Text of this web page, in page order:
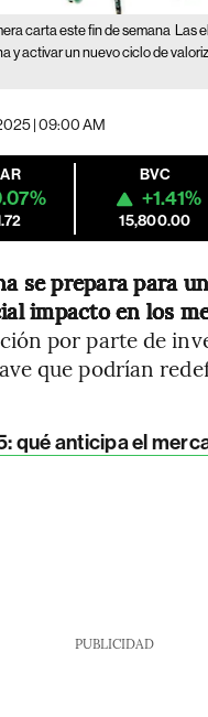
carta este fin de semana Las
y activar un nuevo ciclo de
| 09:00 AM
BVC
+1.41%
15,800.00
se prepara para
impacto en los
por parte de
que podrían
qué anticipa el
PUBLICIDAD